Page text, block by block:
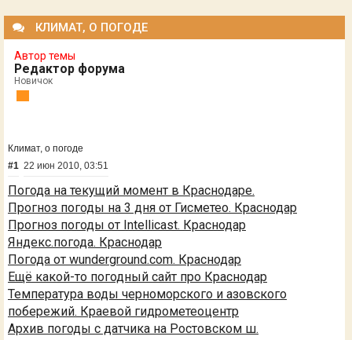
КЛИМАТ, О ПОГОДЕ
Автор темы
Редактор форума
Новичок
Климат, о погоде
#1 22 июн 2010, 03:51
Погода на текущий момент в Краснодаре.
Прогноз погоды на 3 дня от Гисметео. Краснодар
Прогноз погоды от Intellicast. Краснодар
Яндекс.погода. Краснодар
Погода от wunderground.com. Краснодар
Ещё какой-то погодный сайт про Краснодар
Температура воды черноморского и азовского
побережий. Краевой гидрометеоцентр
Архив погоды с датчика на Ростовском ш.